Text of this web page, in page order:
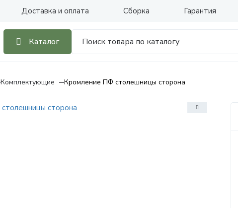
Доставка и оплата Сборка Гарантия
Каталог
Комплектующие Кромление ПФ столешницы сторона